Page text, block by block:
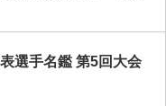
選手名鑑 第5回大会